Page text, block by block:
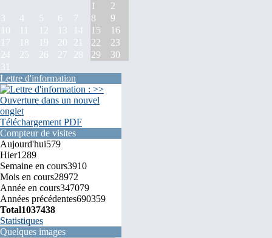
1
2
3
4 5 6 7 8
9
10
11 12 13 14 15
16
17
18 19 20 21 22
23
24
25 26 27 28 29
30
31
Lettre d'information
Téléchargement PDF
Compteur de visites
Aujourd'hui579
Hier1289
Semaine en cours3910
Mois en cours28972
Année en cours347079
Années précédentes690359
Total1037438
Statistiques
Quelques images